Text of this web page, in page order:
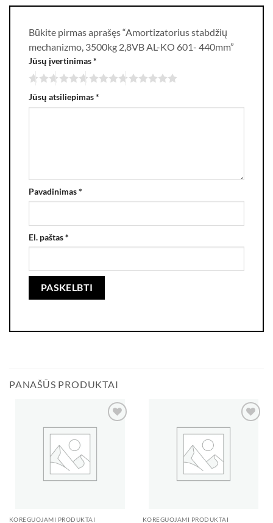
Būkite pirmas aprašęs “Amortizatorius stabdžių
mechanizmo, 3500kg 2,8VB AL-KO 601- 440mm”
Jūsų įvertinimas*
Jūsų atsiliepimas*
Pavadinimas*
El. paštas*
PANAŠŪS PRODUKTAI
KOREGUOJAMI PRODUKTAI KOREGUOJAMI PRODUKTAI